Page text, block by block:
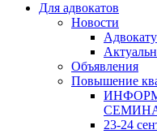
Для адвокатов
Новости
Объявления
Повышение
23-24